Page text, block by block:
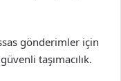
gönderimler için
taşımacılık.